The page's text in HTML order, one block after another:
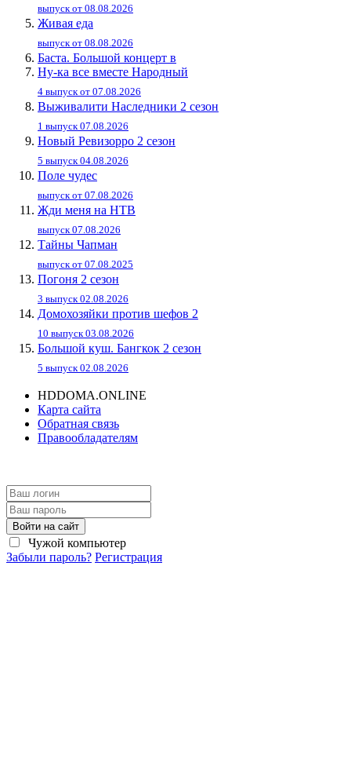
выпуск от 08.08.2026
Живaя eдa
выпуск от 08.08.2026
Баста. Большой концерт в
Ну-ка все вместе Народный
4 выпуск от 07.08.2026
Выживалити Наследники 2 сезон
1 выпуск 07.08.2026
Новый Ревизорро 2 сезон
5 выпуск 04.08.2026
Поле чудес
выпуск от 07.08.2026
Жди меня на НТВ
выпуск 07.08.2026
Тайны Чапман
выпуск от 07.08.2025
Погоня 2 сезон
3 выпуск 02.08.2026
Домохозяйки против шефов 2
10 выпуск 03.08.2026
Большой куш. Бангкок 2 сезон
5 выпуск 02.08.2026
HDDOMA.ONLINE
Карта сайта
Обратная связь
Правообладателям
Войти на сайт
Чужой компьютер
Забыли пароль? Регистрация